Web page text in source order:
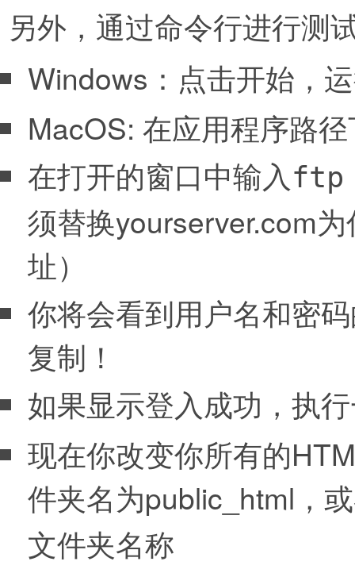
另外，通过命令行进行测
Windows：点击开始，
MacOS: 在应用程序路
在打开的窗口中输入 ftp
须替换yourserver.com
址）
你将会看到用户名和密
复制！
如果显示登入成功，执
现在你改变你所有的
件夹名为public_html，
文件夹名称